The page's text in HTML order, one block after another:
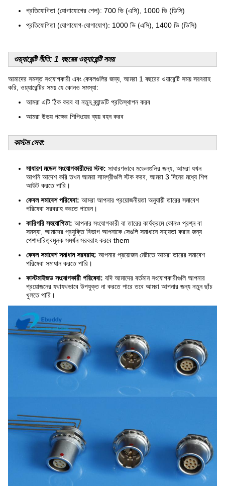
প্রতিযোগিতা (যোগাযোগের শেল): 700 ভি (এসি), 1000 ভি (ডিসি)
প্রতিযোগিতা (যোগাযোগ-যোগাযোগ): 1000 ভি (এসি), 1400 ভি (ডিসি)
ওয়্যারেন্টি নীতি: 1 বছরের ওয়্যারেন্টি সময়
আমাদের সমস্ত সংযোগকারী এবং কেবলগুলির জন্য, আমরা 1 বছরের ওয়ারেন্টি সময় সরবরাহ
করি, ওয়্যারেন্টির সময় যে কোনও সমস্যা:
আমরা এটি ঠিক করব বা নতুন ব্র্যান্ডটি প্রতিস্থাপন করব
আমরা উভয় পক্ষের শিপিংয়ের ব্যয় বহন করব
কাস্টম সেবা:
সাধারণ মডেল সংযোগকারীদের স্টক: সাধারণভাবে মডেলগুলির জন্য, আমরা যখন
আপনি আদেশ করি তখন আমরা সামগ্রীগুলি স্টক করব, আমরা 3 দিনের মধ্যে শিপ
আউট করতে পারি।
কেবল সমাবেশ পরিষেবা: আমরা আপনার প্রয়োজনীয়তা অনুযায়ী তারের সমাবেশ
পরিষেবা সরবরাহ করতে পারেন।
কারিগরি সহযোগিতা: আপনার সংযোগকারী বা তারের কার্যক্রমে কোনও প্রশ্ন বা
সমস্যা, আমাদের প্রযুক্তি বিভাগ আপনাকে সেগুলি সমাধানে সহায়তা করার জন্য
পেশাদারিত্বমূলক সমর্থন সরবরাহ করবে them
কেবল সমাবেশ সমাধান সরবরাহ: আপনার প্রয়োজন মেটাতে আমরা তারের সমাবেশ
পরিষেবা সমাধান করতে পারি।
কাস্টমাইজড সংযোগকারী পরিষেবা: যদি আমাদের বর্তমান সংযোগকারীগুলি আপনার
প্রয়োজনের যথাযথভাবে উপযুক্ত না করতে পারে তবে আমরা আপনার জন্য নতুন ছাঁচ
খুলতে পারি।